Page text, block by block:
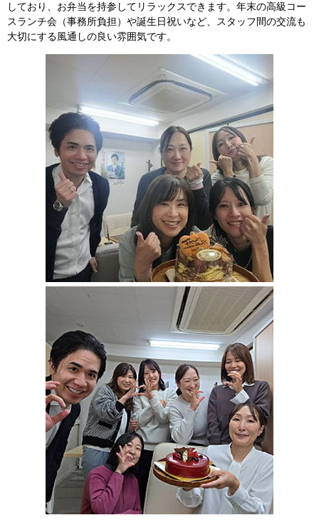
しており、お弁当を持参してリラックスできます。年末の高級コー
スランチ会（事務所負担）や誕生日祝いなど、スタッフ間の交流も
大切にする風通しの良い雰囲気です。